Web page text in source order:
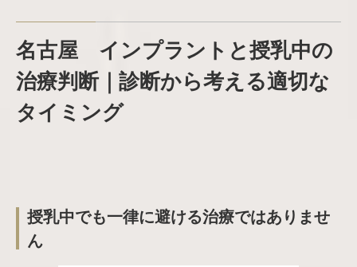
名古屋 インプラントと授乳中の
治療判断｜診断から考える適切な
タイミング
授乳中でも一律に避ける治療ではありませ
ん